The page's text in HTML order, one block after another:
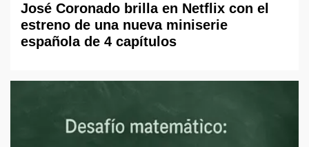
José Coronado brilla en Netflix con el
estreno de una nueva miniserie
española de 4 capítulos